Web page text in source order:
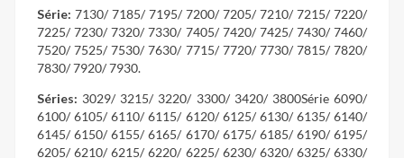
Série: 7130/ 7185/ 7195/ 7200/ 7205/ 7210/ 7215/ 7220/
7225/ 7230/ 7320/ 7330/ 7405/ 7420/ 7425/ 7430/ 7460/
7520/ 7525/ 7530/ 7630/ 7715/ 7720/ 7730/ 7815/ 7820/
7830/ 7920/ 7930.
Séries: 3029/ 3215/ 3220/ 3300/ 3420/ 3800Série 6090/
6100/ 6105/ 6110/ 6115/ 6120/ 6125/ 6130/ 6135/ 6140/
6145/ 6150/ 6155/ 6165/ 6170/ 6175/ 6185/ 6190/ 6195/
6205/ 6210/ 6215/ 6220/ 6225/ 6230/ 6320/ 6325/ 6330/